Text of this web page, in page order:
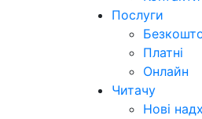
Послуги
Платні
Онлайн
Читачу
Нові